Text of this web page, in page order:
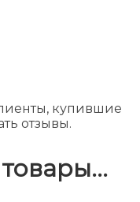
купившие
отзывы.